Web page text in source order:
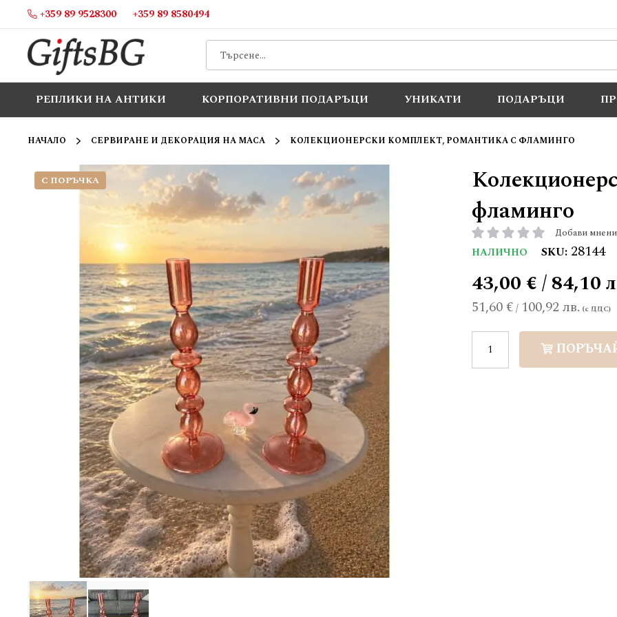
Прескачане
съдържанието
+359 89 9528300 +359 89 8580494
РЕПЛИКИ НА АНТИКИ КОРПОРАТИВНИ ПОДАРЪЦИ УНИКАТИ ПОДАРЪЦИ
НАЧАЛО СЕРВИРАНЕ И ДЕКОРАЦИЯ НА МАСА КОЛЕКЦИОНЕРСКИ КОМПЛЕКТ, РОМАНТИКА С ФЛАМИНГО
фламинго
рейтинг: Добави
НАЛИЧНО SKU 28144
51,60 €/ 100,92 лв.
43,00 € / 84,10
С ПОРЪЧКА